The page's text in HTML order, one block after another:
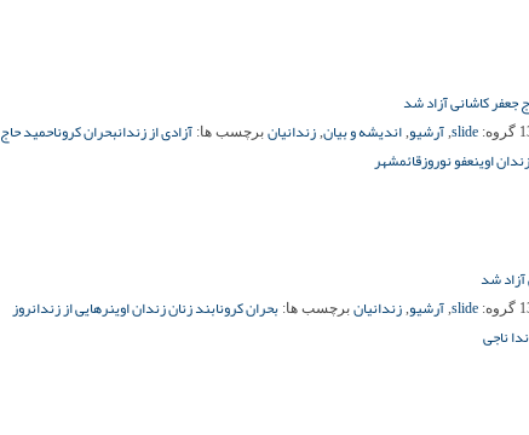
جعفر کاشانی آزاد شد
گروه: slide
, آرشیو, اندیشه و بیان, زندانیان برچسب ها: آزادی از زندانبحران کروناحمید حاج
اوینعفو نوروزقائمشهر
آزاد شد
گروه: slide
, آرشیو, زندانیان برچسب ها: بحران کرونابند زنان زندان اوینرهایی از زندانروز
ندا ناجی